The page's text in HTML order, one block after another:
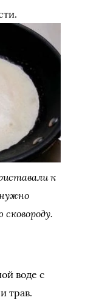
к
воде с
трав.